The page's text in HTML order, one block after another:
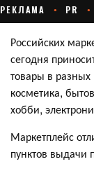
Российских
сегодня
товары в разных
косметика,
хобби,
Маркетплейс
пунктов выдачи